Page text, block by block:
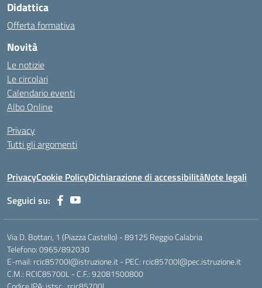
Didattica
Offerta formativa
Novità
Le notizie
Le circolari
Calendario eventi
Albo Online
Privacy
Tutti gli argomenti
PrivacyCookie PolicyDichiarazione di accessibilitàNote legali
Seguici su:
Via D. Bottari, 1 (Piazza Castello) - 89125 Reggio Calabria
Telefono: 0965/892030
E-mail: rcic85700l@istruzione.it - PEC: rcic85700l@pec.istruzione.it
C.M.: RCIC85700L - C.F.: 92081500800